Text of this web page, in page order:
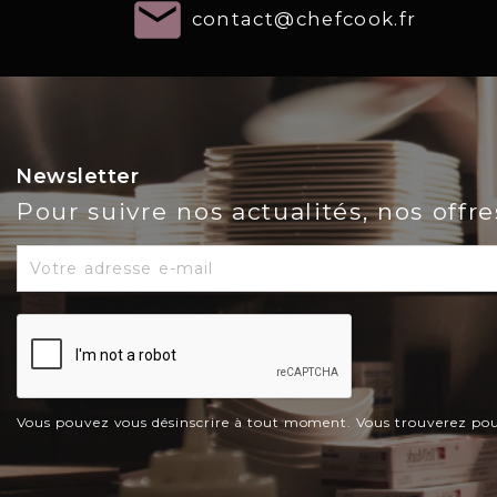
email contact@chefcook.fr
Newsletter
Pour suivre nos actualités, nos
Vous pouvez vous désinscrire à tout moment. Vous trouverez